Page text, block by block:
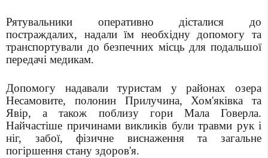
Рятувальники оперативно дісталися до
постраждалих, надали їм необхідну допомогу та
транспортували до безпечних місць для подальшої
передачі медикам.
Допомогу надавали туристам у районах озера
Несамовите, полонин Прилучина, Хом'яківка та
Явір, а також поблизу гори Мала Говерла.
Найчастіше причинами викликів були травми рук і
ніг, забої, фізичне виснаження та загальне
погіршення стану здоров'я.